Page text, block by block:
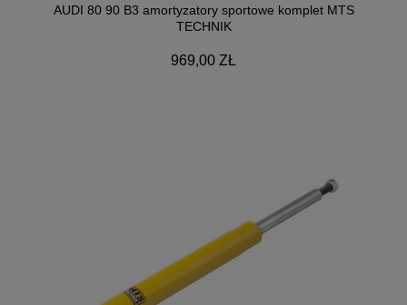
AUDI 80 90 B3 amortyzatory sportowe komplet MTS
TECHNIK
969,00 ZŁ